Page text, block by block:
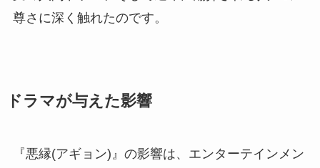
尊さに深く触れたのです。
ドラマが与えた影響
『悪縁(アギョン)』の影響は、エンターテインメン